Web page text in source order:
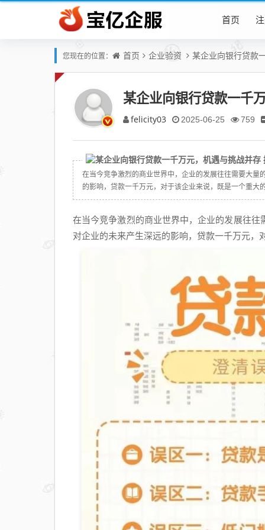
首页
您现在的位置： 首页 企业验资 某企业向银行贷款
某企业向银行贷款一千
felicity03 2025-06-25 759
在当今竞争激烈的商业世界中，企业的发展往往需要大
的影响，贷款一千万元，对于该企业来说，既是一个重大
在当今竞争激烈的商业世界中，企业的发展往
对企业的未来产生深远的影响，贷款一千万元